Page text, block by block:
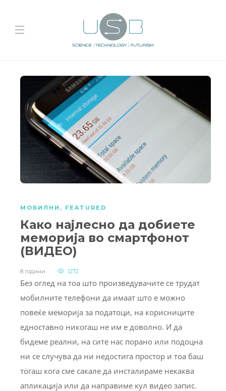
МОБИЛНИ , FEATURED
Како најлесно да добиете
меморија во смартфонот
(ВИДЕО)
8 години 1272
Без оглед на тоа што произведувачите се трудат
мобилните телефони да имаат што е можно
повеќе меморија за податоци, на корисниците
едноставно никогаш не им е доволно. И да
бидеме реални, на сите нас порано или подоцна
ни се случува да ни недостига простор и тоа баш
тогаш кога сме сакале да инсталираме некаква
апликација или да направиме кул видео запис.